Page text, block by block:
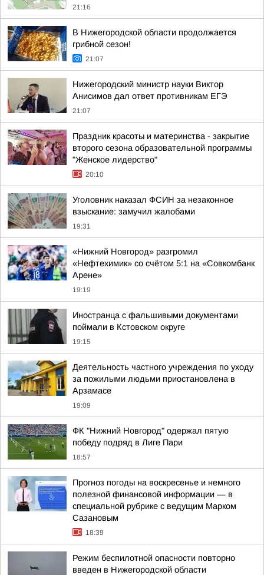
21:16
В Нижегородской области продолжается
грибной сезон!
21:07
Нижегородский министр науки Виктор
Анисимов дал ответ противникам ЕГЭ
21:07
Праздник красоты и материнства - закрытие
второго сезона образовательной программы
"Женское лидерство"
20:10
Уголовник наказал ФСИН за незаконное
взыскание: замучил жалобами
19:31
«Нижний Новгород» разгромил
«Нефтехимик» со счётом 5:1 на «Совкомбанк
Арене»
19:19
Иностранца с фальшивыми документами
поймали в Кстовском округе
19:15
Деятельность частного учреждения по уходу
за пожилыми людьми приостановлена в
Арзамасе
19:09
ФК "Нижний Новгород" одержал пятую
победу подряд в Лиге Пари
18:57
Прогноз погоды на воскресенье и немного
полезной финансовой информации — в
специальной рубрике с ведущим Марком
Сазановым
18:39
Режим беспилотной опасности повторно
введен в Нижегородской области